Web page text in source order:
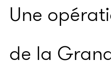
Une
de la